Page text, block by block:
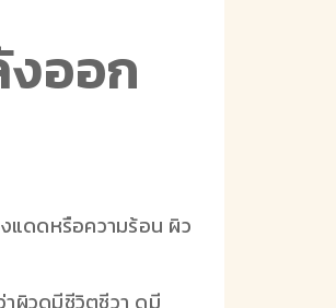
ออก
แดดหรือความร้อน ผิว
าผิวดูมีชีวิตชีวา ดูมี